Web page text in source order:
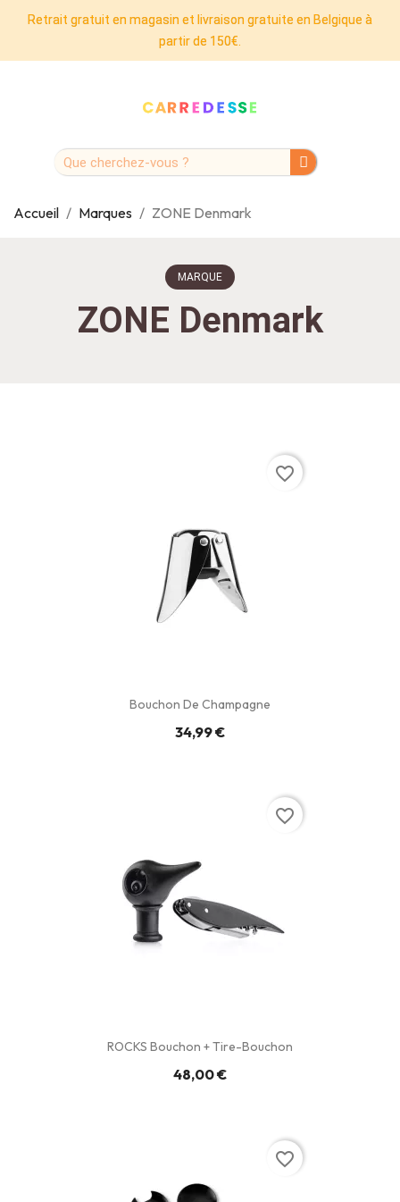
Retrait gratuit en magasin et livraison gratuite en Belgique à
partir de 150€.
Accueil Marques ZONE Denmark
MARQUE
ZONE Denmark
Bouchon De Champagne
34,99 €
favorite_border
ROCKS Bouchon + Tire-Bouchon
48,00 €
favorite_border
favorite_border